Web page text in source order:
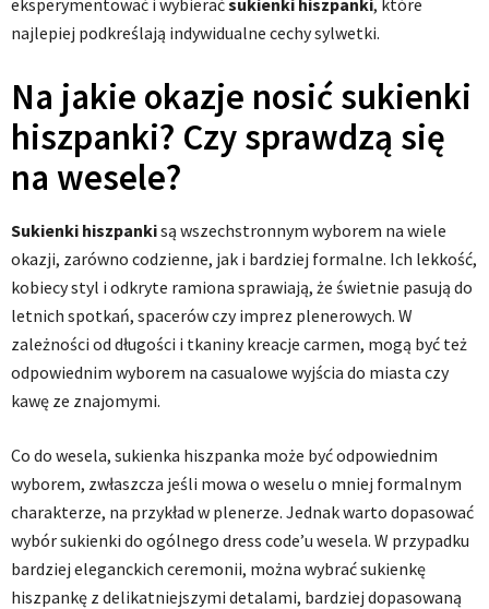
najlepiej podkreślają indywidualne cechy sylwetki.
Na jakie okazje nosić sukienki
hiszpanki? Czy sprawdzą się
na wesele?
Sukienki hiszpankisą wszechstronnym wyborem na wiele
okazji, zarówno codzienne, jak i bardziej formalne. Ich lekkość,
kobiecy styl i odkryte ramiona sprawiają, że świetnie pasują do
letnich spotkań, spacerów czy imprez plenerowych. W
zależności od długości i tkaniny kreacje carmen, mogą być też
odpowiednim wyborem na casualowe wyjścia do miasta czy
kawę ze znajomymi.
Co do wesela, sukienka hiszpanka może być odpowiednim
wyborem, zwłaszcza jeśli mowa o weselu o mniej formalnym
charakterze, na przykład w plenerze. Jednak warto dopasować
wybór sukienki do ogólnego dress code’u wesela. W przypadku
bardziej eleganckich ceremonii, można wybrać sukienkę
hiszpankę z delikatniejszymi detalami, bardziej dopasowaną